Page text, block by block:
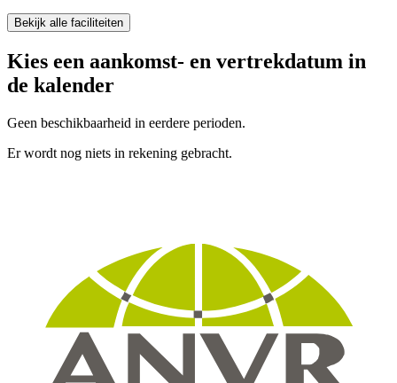
Bekijk alle faciliteiten
Kies een aankomst- en vertrekdatum in
de kalender
Geen beschikbaarheid in eerdere perioden.
Er wordt nog niets in rekening gebracht.